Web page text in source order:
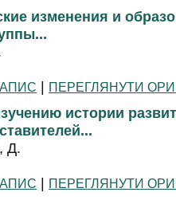
изменения и
| ПЕРЕГЛЯНУТИ
истории
Д.
| ПЕРЕГЛЯНУТИ